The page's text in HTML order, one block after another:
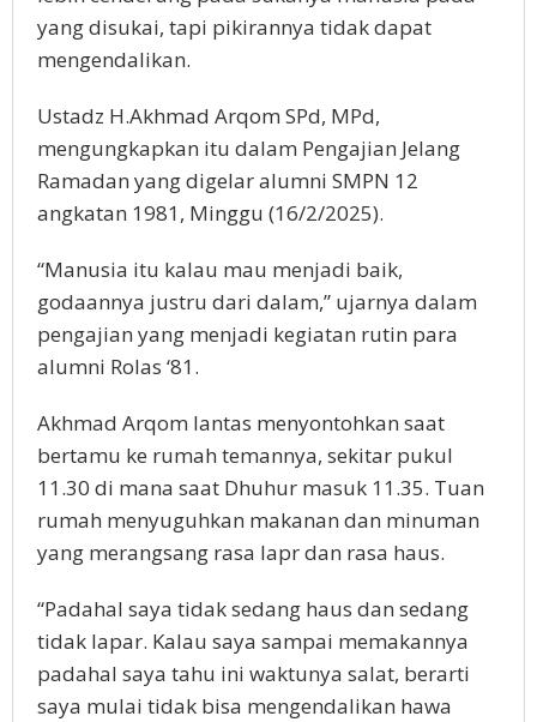
yang disukai, tapi pikirannya tidak dapat
mengendalikan.
Ustadz H.Akhmad Arqom SPd, MPd,
mengungkapkan itu dalam Pengajian Jelang
Ramadan yang digelar alumni SMPN 12
angkatan 1981, Minggu (16/2/2025).
“Manusia itu kalau mau menjadi baik,
godaannya justru dari dalam,” ujarnya dalam
pengajian yang menjadi kegiatan rutin para
alumni Rolas ‘81.
Akhmad Arqom lantas menyontohkan saat
bertamu ke rumah temannya, sekitar pukul
11.30 di mana saat Dhuhur masuk 11.35. Tuan
rumah menyuguhkan makanan dan minuman
yang merangsang rasa lapr dan rasa haus.
“Padahal saya tidak sedang haus dan sedang
tidak lapar. Kalau saya sampai memakannya
padahal saya tahu ini waktunya salat, berarti
saya mulai tidak bisa mengendalikan hawa